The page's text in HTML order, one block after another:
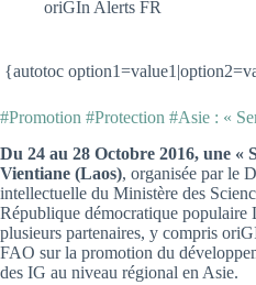
oriGIn Alerts FR
{autotoc
#Promotion #Protection #Asie : «
Du 24 au 28 Octobre 2016, une «
Vientiane (Laos), organisée par le
intellectuelle du Ministère des
République démocratique populaire
plusieurs partenaires, y compris
FAO sur la promotion du
des IG au niveau régional en Asie.